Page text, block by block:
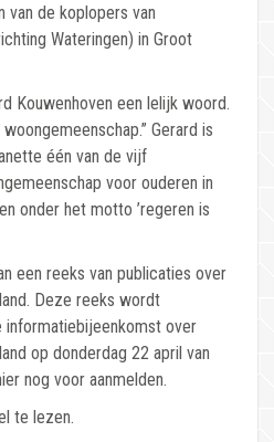
van de koplopers van
Wateringen) in Groot
Kouwenhoven een lelijk woord.
Gerard is
één van de vijf
voor ouderen in
onder het motto ’regeren is
een reeks van publicaties over
Deze reeks wordt
informatiebijeenkomst over
op donderdag 22 april van
nog voor aanmelden.
te lezen.